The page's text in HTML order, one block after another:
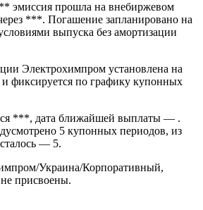
эмиссия прошла на внебиржевом
***. Погашение запланировано на
выпуска без амортизации
Электрохимпром установлена на
фиксируется по графику купонных
***, дата ближайшей выплаты — .
5 купонных периодов, из
— 5.
Украина/Корпоративный,
присвоены.